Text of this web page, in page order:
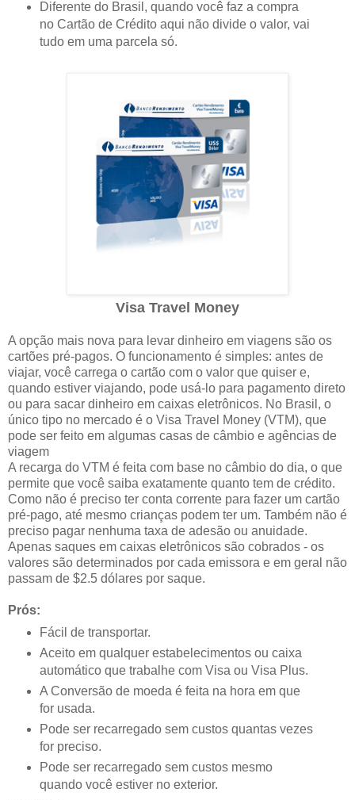
Diferente do Brasil, quando você faz a compra
no Cartão de Crédito aqui não divide o valor, vai
tudo em uma parcela só.
Visa Travel Money
A opção mais nova para levar dinheiro em viagens são os
cartões pré-pagos. O funcionamento é simples: antes de
viajar, você carrega o cartão com o valor que quiser e,
quando estiver viajando, pode usá-lo para pagamento direto
ou para sacar dinheiro em caixas eletrônicos. No Brasil, o
único tipo no mercado é o Visa Travel Money (VTM), que
pode ser feito em algumas casas de câmbio e agências de
viagem
A recarga do VTM é feita com base no câmbio do dia, o que
permite que você saiba exatamente quanto tem de crédito.
Como não é preciso ter conta corrente para fazer um cartão
pré-pago, até mesmo crianças podem ter um. Também não é
preciso pagar nenhuma taxa de adesão ou anuidade.
Apenas saques em caixas eletrônicos são cobrados - os
valores são determinados por cada emissora e em geral não
passam de $2.5 dólares por saque.
Prós:
Fácil de transportar.
Aceito em qualquer estabelecimentos ou caixa
automático que trabalhe com Visa ou Visa Plus.
A Conversão de moeda é feita na hora em que
for usada.
Pode ser recarregado sem custos quantas vezes
for preciso.
Pode ser recarregado sem custos mesmo
quando você estiver no exterior.